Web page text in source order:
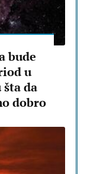
bude
u
da
dobro